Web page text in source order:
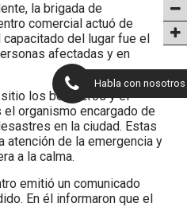
la brigada de
comercial actuó de
del lugar fue el
afectadas y en
los bomberos y el
organismo encargado de
en la ciudad. Estas
atención de la emergencia y
a la calma.
emitió un comunicado
En él informaron que el
Habla con nosotros